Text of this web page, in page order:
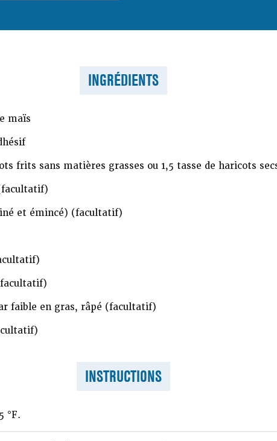
INGRÉDIENTS
maïs
frits sans matières grasses ou 1,5 tasse de haricots
et émincé) (facultatif)
faible en gras, râpé (facultatif)
INSTRUCTIONS
°F.